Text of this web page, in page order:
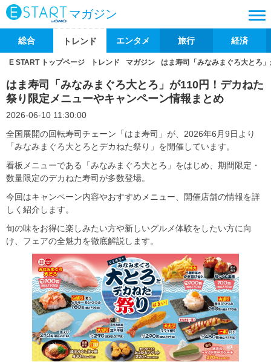
マガジン
総合 トレンド エンタメ 旅行 経済
E START トップページ トレンド マガジン はま寿司「みなみまぐろ大とろ
はま寿司「みなみまぐろ大とろ」が110円！デカねた
祭り限定メニューやキャンペーン情報まとめ
2026-06-10 11:30:00
全国展開の回転寿司チェーン「はま寿司」が、2026年6月9日より
「みなみまぐろ大とろとデカねた祭り」を開催しています。
看板メニューである「みなみまぐろ大とろ」をはじめ、期間限定・
数量限定のデカねた寿司が多数登場。
今回はキャンペーン内容やおすすめメニュー、開催店舗の情報を詳
しく紹介します。
旬の味をお得に楽しみたい方や新しいグルメ体験をしたい方に向
け、フェアの全魅力を徹底解説します。